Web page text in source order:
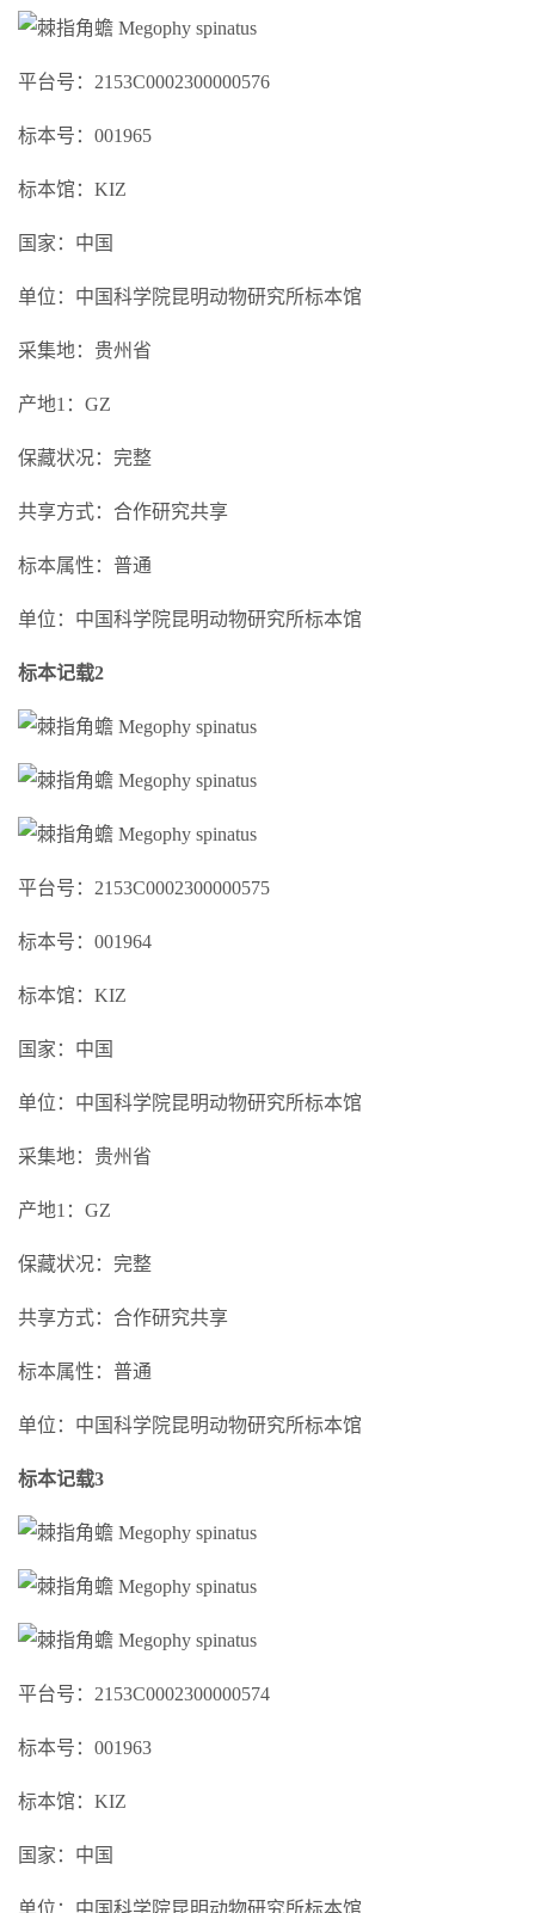
平台号：2153C0002300000576
标本号：001965
标本馆：KIZ
国家：中国
单位：中国科学院昆明动物研究所标本馆
采集地：贵州省
产地1：GZ
保藏状况：完整
共享方式：合作研究共享
标本属性：普通
单位：中国科学院昆明动物研究所标本馆
标本记载2
平台号：2153C0002300000575
标本号：001964
标本馆：KIZ
国家：中国
单位：中国科学院昆明动物研究所标本馆
采集地：贵州省
产地1：GZ
保藏状况：完整
共享方式：合作研究共享
标本属性：普通
单位：中国科学院昆明动物研究所标本馆
标本记载3
平台号：2153C0002300000574
标本号：001963
标本馆：KIZ
国家：中国
单位：中国科学院昆明动物研究所标本馆